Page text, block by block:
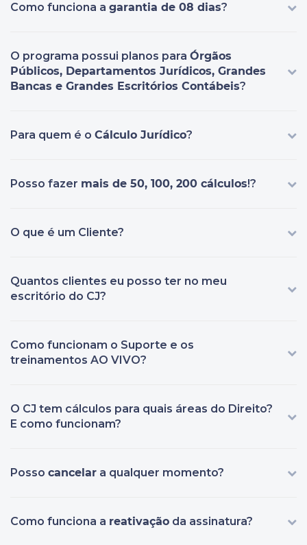
Como funciona a garantia de 08 dias?
O programa possui planos para Órgãos
Públicos, Departamentos Jurídicos, Grandes
Bancas e Grandes Escritórios Contábeis?
Para quem é o Cálculo Jurídico?
Posso fazer mais de 50, 100, 200 cálculos!?
O que é um Cliente?
Quantos clientes eu posso ter no meu
escritório do CJ?
Como funcionam o Suporte e os
treinamentos AO VIVO?
O CJ tem cálculos para quais áreas do Direito?
E como funcionam?
Posso cancelar a qualquer momento?
Como funciona a reativação da assinatura?